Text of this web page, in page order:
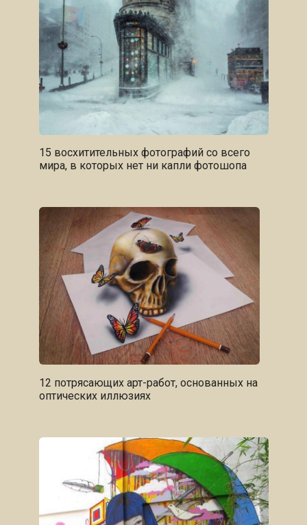
15 восхитительных фотографий со всего
мира, в которых нет ни капли фотошопа
12 потрясающих арт-работ, основанных на
оптических иллюзиях